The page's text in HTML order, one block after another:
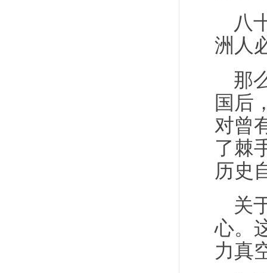
八
洲人
那
国后
对曾
了棘
历史
关
心。
力真